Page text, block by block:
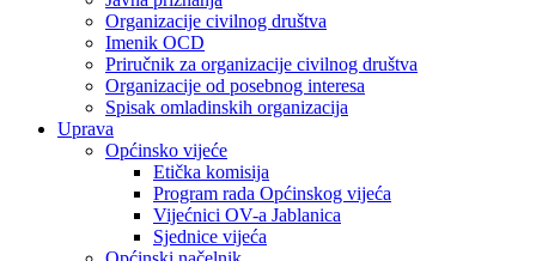
Organizacije civilnog društva
Imenik OCD
Priručnik za organizacije civilnog društva
Organizacije od posebnog interesa
Spisak omladinskih organizacija
Uprava
Općinsko vijeće
Etička komisija
Program rada Općinskog vijeća
Vijećnici OV-a Jablanica
Sjednice vijeća